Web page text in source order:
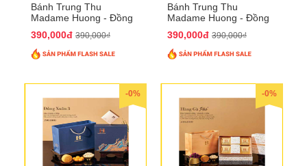
Bánh Trung Thu
Madame Huong - Đồng
390,000đ 390,000₫
Bánh Trung Thu
Madame Huong - Đồng
390,000đ 390,000₫
-0% -0%